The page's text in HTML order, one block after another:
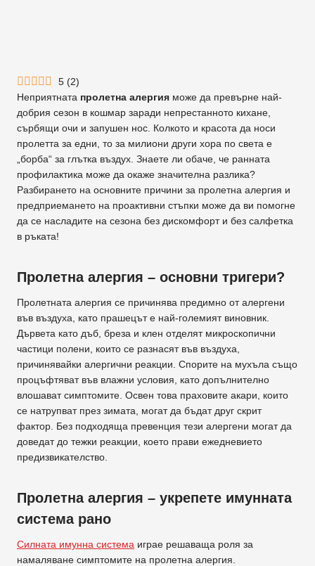
5 (2)
Неприятната пролетна алергия може да превърне най-
добрия сезон в кошмар заради непрестанното кихане,
сърбящи очи и запушен нос. Колкото и красота да носи
пролетта за едни, то за милиони други хора по света е
„борба“ за глътка въздух. Знаете ли обаче, че ранната
профилактика може да окаже значителна разлика?
Разбирането на основните причини за пролетна алергия и
предприемането на проактивни стъпки може да ви помогне
да се насладите на сезона без дискомфорт и без салфетка
в ръката!
Пролетна алергия – основни тригери?
Пролетната алергия се причинява предимно от алергени
във въздуха, като прашецът е най-големият виновник.
Дървета като дъб, бреза и клен отделят микроскопични
частици полени, които се разнасят във въздуха,
причинявайки алергични реакции. Спорите на мухъла също
процъфтяват във влажни условия, като допълнително
влошават симптомите. Освен това праховите акари, които
се натрупват през зимата, могат да бъдат друг скрит
фактор. Без подходяща превенция тези алергени могат да
доведат до тежки реакции, което прави ежедневието
предизвикателство.
Пролетна алергия – укрепете имунната
система рано
Силната имунна система играе решаваща роля за
намаляване симптомите на пролетна алергия.